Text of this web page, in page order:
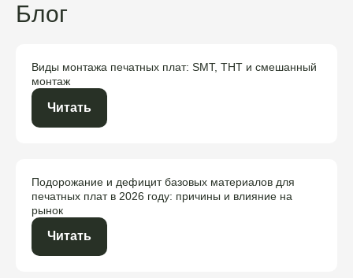
Блог
Виды монтажа печатных плат: SMT, THT и смешанный
монтаж
Читать
Подорожание и дефицит базовых материалов для
печатных плат в 2026 году: причины и влияние на
рынок
Читать